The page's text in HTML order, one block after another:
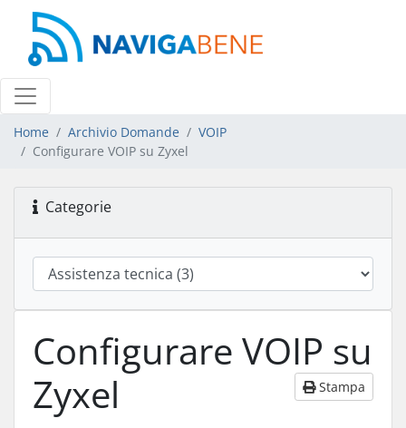
Home Archivio Domande
VOIP
Configurare VOIP su Zyxel
Categorie
Configurare VOIP su
Zyxel
Stampa